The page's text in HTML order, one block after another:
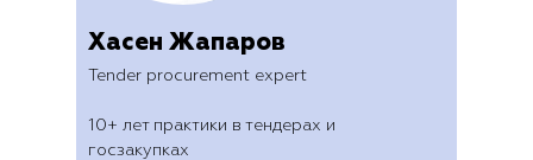
Tender procurement expert
10+ лет практики в тендерах и
госзакупках
Хасен Жапаров